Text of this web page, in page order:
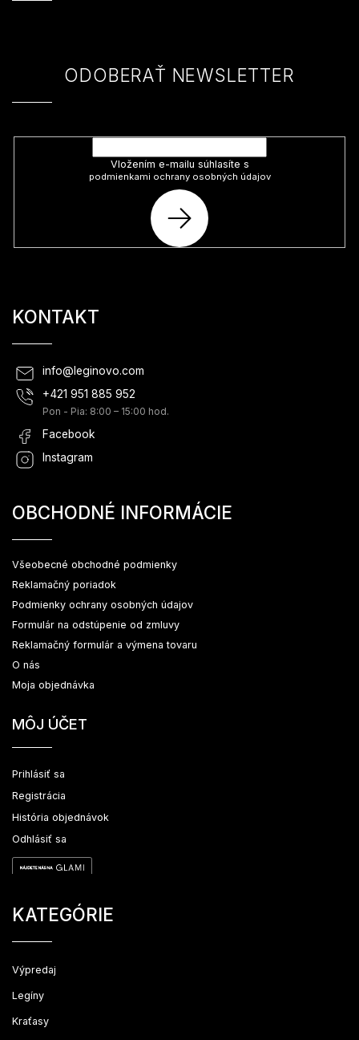
ODOBERAŤ NEWSLETTER
Vložením e-mailu súhlasíte s
podmienkami ochrany osobných údajov
PRIHLÁSIŤ
SA
KONTAKT
info@ leginovo.com
+421 951 885 952
Pon - Pia: 8:00 – 15:00 hod.
Facebook
Instagram
OBCHODNÉ INFORMÁCIE
Všeobecné obchodné podmienky
Reklamačný poriadok
Podmienky ochrany osobných údajov
Formulár na odstúpenie od zmluvy
Reklamačný formulár a výmena tovaru
O nás
Moja objednávka
MÔJ ÚČET
Prihlásiť sa
Registrácia
História objednávok
Odhlásiť sa
KATEGÓRIE
Výpredaj
Legíny
Kraťasy